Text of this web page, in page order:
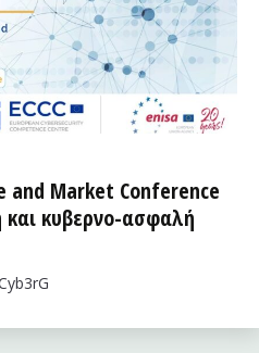
and Market Conference
και κυβερνο-ασφαλή